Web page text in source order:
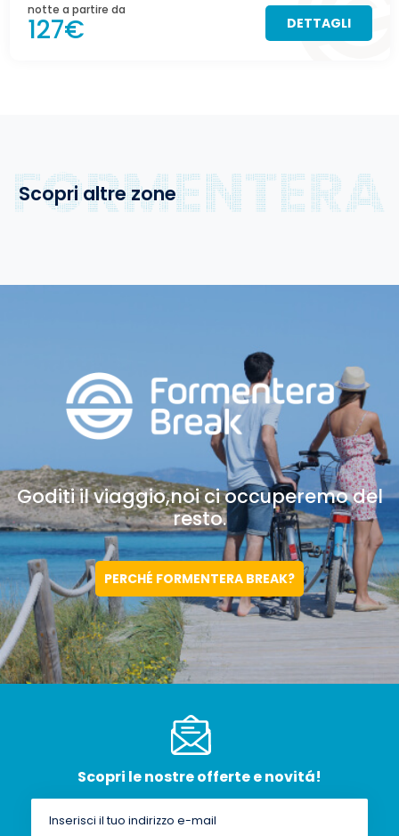
notte a partire da
127€ DETTAGLI
Scopri altre zone
Goditi il viaggio,noici occuperemo del
resto.
PERCHÉ FORMENTERA BREAK?
Scopri le nostre offerte e novitá!